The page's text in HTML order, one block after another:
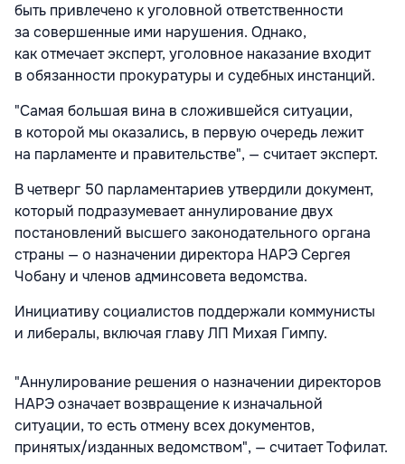
быть привлечено к уголовной ответственности
за совершенные ими нарушения. Однако,
как отмечает эксперт, уголовное наказание входит
в обязанности прокуратуры и судебных инстанций.
"Самая большая вина в сложившейся ситуации,
в которой мы оказались, в первую очередь лежит
на парламенте и правительстве", — считает эксперт.
В четверг 50 парламентариев утвердили документ,
который подразумевает аннулирование двух
постановлений высшего законодательного органа
страны — о назначении директора НАРЭ Сергея
Чобану и членов админсовета ведомства.
Инициативу социалистов поддержали коммунисты
и либералы, включая главу ЛП Михая Гимпу.
"Аннулирование решения о назначении директоров
НАРЭ означает возвращение к изначальной
ситуации, то есть отмену всех документов,
принятых/изданных ведомством", — считает Тофилат.